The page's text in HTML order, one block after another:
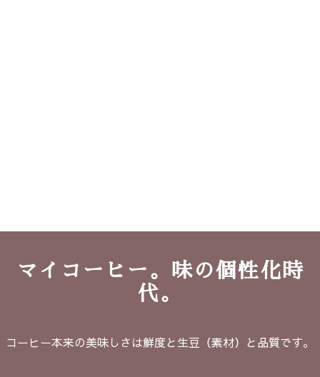
マイコーヒー。味の個性化時
代。
コーヒー本来の美味しさは鮮度と生豆（素材）と品質です。